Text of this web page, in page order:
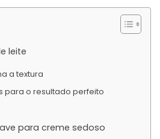
leite
a textura
para o resultado perfeito
para creme sedoso